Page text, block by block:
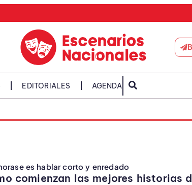
EDITORIALES AGENDA
es hablar corto y enredado
comienzan las mejores historias